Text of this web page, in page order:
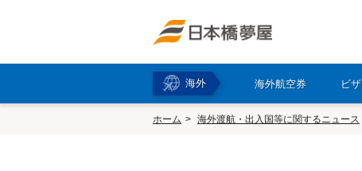
海外 海外航空券 ビザ
ホーム 海外渡航・出入国等に関するニュース